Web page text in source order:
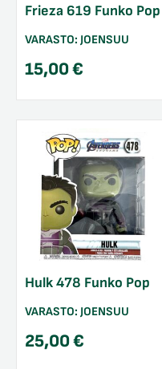
Frieza 619 Funko Pop
VARASTO: JOENSUU
15,00€
Hulk 478 Funko Pop
VARASTO: JOENSUU
25,00€